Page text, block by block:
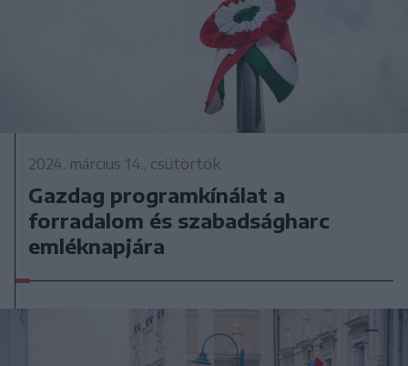
2024. március 14., csütörtök
Gazdag programkínálat a
forradalom és szabadságharc
emléknapjára